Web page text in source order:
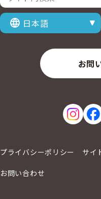
表示言語を選択
お問
プライバシーポリシー サイ
お問い合わせ